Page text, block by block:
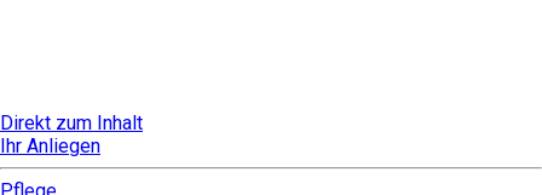
Direkt zum Inhalt
Ihr Anliegen